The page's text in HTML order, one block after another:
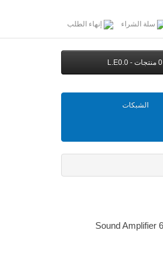
سلة الشراء إنهاء الطلب
0 منتجات - L.E0.0
الشبكات